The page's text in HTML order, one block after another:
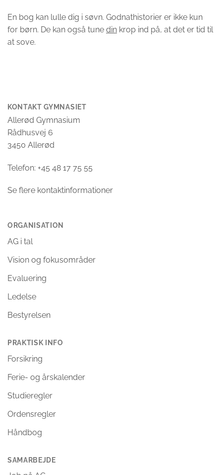
En bog kan lulle dig i søvn. Godnathistorier er ikke kun
for børn. De kan også tune din krop ind på, at det er tid til
at sove.
KONTAKT GYMNASIET
Allerød Gymnasium
Rådhusvej 6
3450 Allerød
Telefon: +45 48 17 75 55
Se flere kontaktinformationer
ORGANISATION
AG i tal
Vision og fokusområder
Evaluering
Ledelse
Bestyrelsen
PRAKTISK INFO
Forsikring
Ferie- og årskalender
Studieregler
Ordensregler
Håndbog
SAMARBEJDE